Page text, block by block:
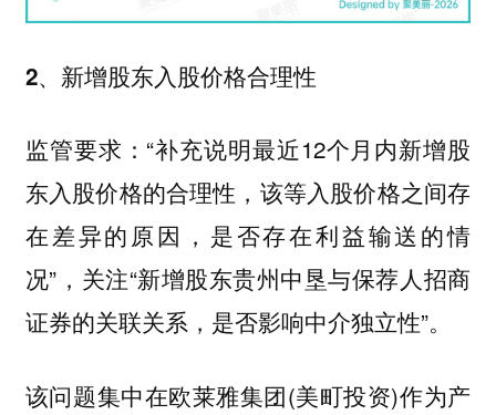
2、新增股东入股价格合理性
监管要求：“补充说明最近12个月内新增股
东入股价格的合理性，该等入股价格之间存
在差异的原因，是否存在利益输送的情
况”，关注“新增股东贵州中垦与保荐人招商
证券的关联关系，是否影响中介独立性”。
该问题集中在欧莱雅集团(美町投资)作为产